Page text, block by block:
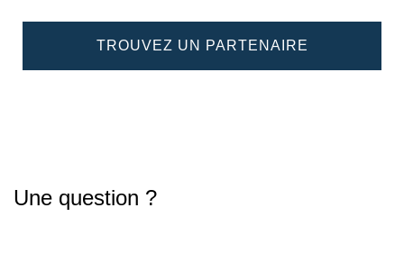
TROUVEZ UN PARTENAIRE
Une question ?